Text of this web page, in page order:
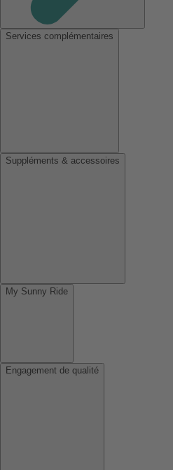
Services complémentaires
Suppléments & accessoires
My Sunny Ride
Engagement de qualité